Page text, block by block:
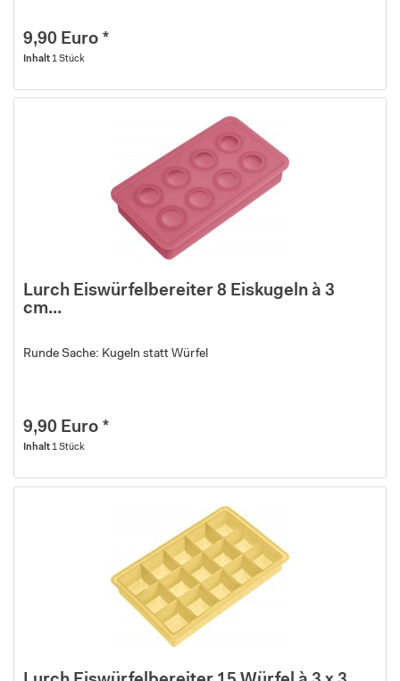
9,90 Euro *
Inhalt 1 Stück
Lurch Eiswürfelbereiter 8 Eiskugeln à 3
cm...
Runde Sache: Kugeln statt Würfel
9,90 Euro *
Inhalt 1 Stück